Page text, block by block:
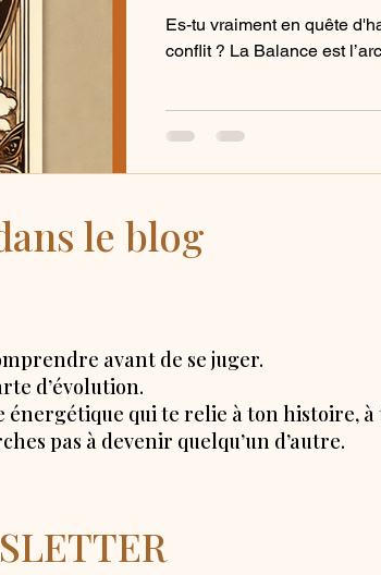
Es-tu vraiment en quête
conflit ? La Balance est
le blog
avant de se juger.
d’évolution.
qui te relie à ton histoire, à
pas à devenir quelqu’un d’autre.